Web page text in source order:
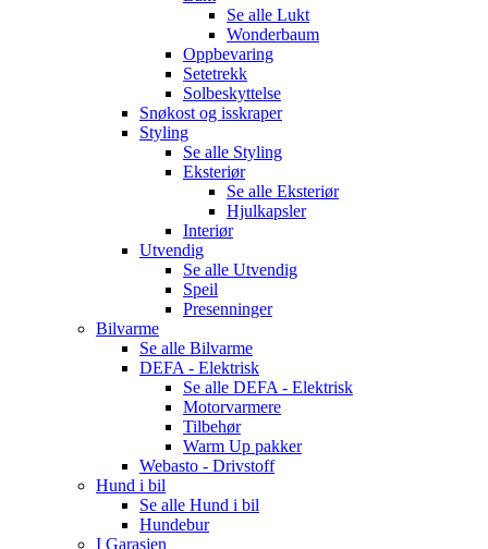
Se alle Lukt
Wonderbaum
Oppbevaring
Setetrekk
Solbeskyttelse
Snøkost og isskraper
Styling
Se alle Styling
Eksteriør
Se alle Eksteriør
Hjulkapsler
Interiør
Utvendig
Se alle Utvendig
Speil
Presenninger
Bilvarme
Se alle Bilvarme
DEFA - Elektrisk
Se alle DEFA - Elektrisk
Motorvarmere
Tilbehør
Warm Up pakker
Webasto - Drivstoff
Hund i bil
Se alle Hund i bil
Hundebur
I Garasjen